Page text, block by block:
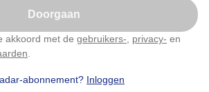
Doorgaan
akkoord met de gebruikers- privacy- en
abonnement? Inloggen
hierom dit aan te passen